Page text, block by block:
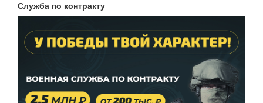
Служба по контракту